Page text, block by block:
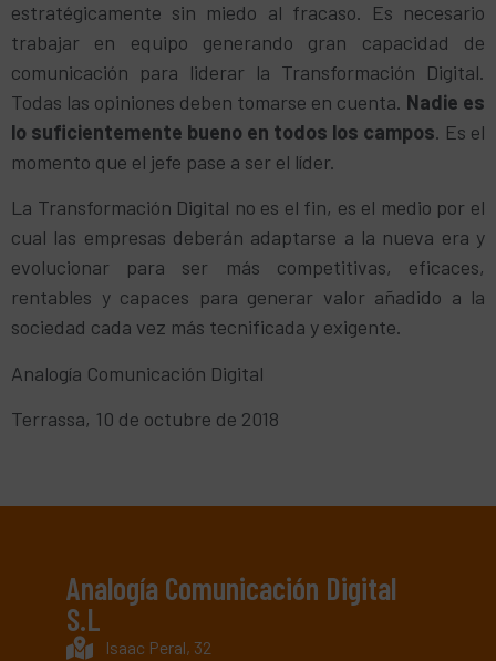
estratégicamente sin miedo al fracaso. Es necesario
trabajar en equipo generando gran capacidad de
comunicación para liderar la Transformación Digital.
Todas las opiniones deben tomarse en cuenta. Nadie es
lo suficientemente bueno en todos los campos. Es el
momento que el jefe pase a ser el líder.
La Transformación Digital no es el fin, es el medio por el
cual las empresas deberán adaptarse a la nueva era y
evolucionar para ser más competitivas, eficaces,
rentables y capaces para generar valor añadido a la
sociedad cada vez más tecnificada y exigente.
Analogía Comunicación Digital
Terrassa, 10 de octubre de 2018
Analogía Comunicación Digital
S.L
Isaac Peral, 32